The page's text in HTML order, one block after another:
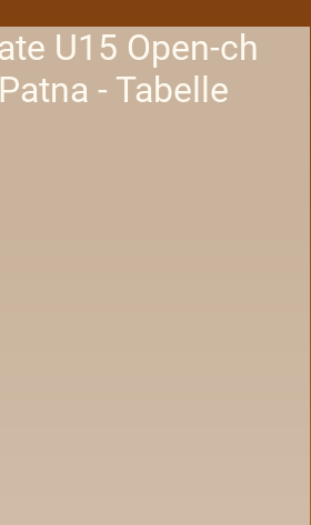
U15 Open-ch
- Tabelle